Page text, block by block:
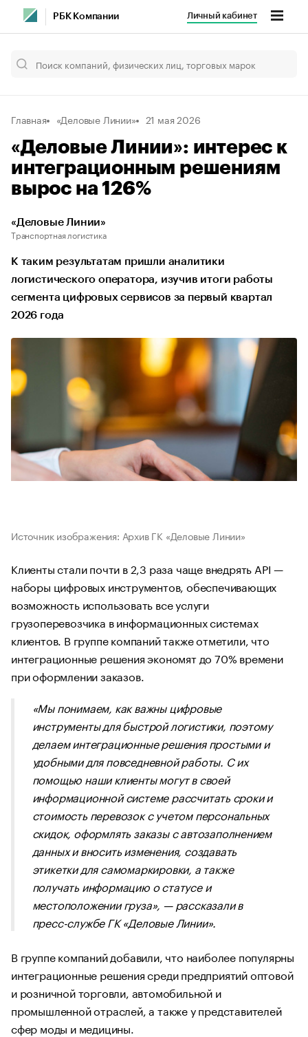
РБК Компании Личный кабинет
Главная «Деловые Линии» 21 мая 2026
«Деловые Линии»: интерес к
интеграционным решениям
вырос на 126%
«Деловые Линии»
Транспортная логистика
К таким результатам пришли аналитики
логистического оператора, изучив итоги работы
сегмента цифровых сервисов за первый квартал
2026 года
Источник изображения: Архив ГК «Деловые Линии»
Клиенты стали почти в 2,3 раза чаще внедрять API —
наборы цифровых инструментов, обеспечивающих
возможность использовать все услуги
грузоперевозчика в информационных системах
клиентов. В группе компаний также отметили, что
интеграционные решения экономят до 70% времени
при оформлении заказов.
«Мы понимаем, как важны цифровые
инструменты для быстрой логистики, поэтому
делаем интеграционные решения простыми и
удобными для повседневной работы. С их
помощью наши клиенты могут в своей
информационной системе рассчитать сроки и
стоимость перевозок с учетом персональных
скидок, оформлять заказы с автозаполнением
данных и вносить изменения, создавать
этикетки для самомаркировки, а также
получать информацию о статусе и
местоположении груза», — рассказали в
пресс-службе ГК «Деловые Линии».
В группе компаний добавили, что наиболее популярны
интеграционные решения среди предприятий оптовой
и розничной торговли, автомобильной и
промышленной отраслей, а также у представителей
сфер моды и медицины.